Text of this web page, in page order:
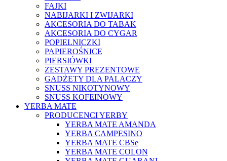
FAJKI
NABIJARKI I ZWIJARKI
AKCESORIA DO TABAK
AKCESORIA DO CYGAR
POPIELNICZKI
PAPIEROŚNICE
PIERSIÓWKI
ZESTAWY PREZENTOWE
GADŻETY DLA PALACZY
SNUSS NIKOTYNOWY
SNUSS KOFEINOWY
YERBA MATE
PRODUCENCI YERBY
YERBA MATE AMANDA
YERBA CAMPESINO
YERBA MATE CBSe
YERBA MATE COLON